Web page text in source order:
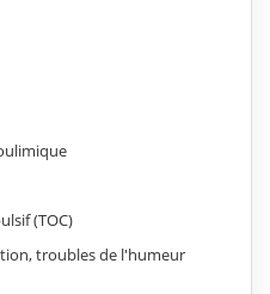
(TOC)
troubles de l'humeur